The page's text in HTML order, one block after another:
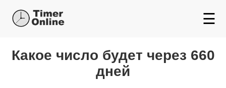
☰
Какой день будет через
Какое число будет через 660
дней